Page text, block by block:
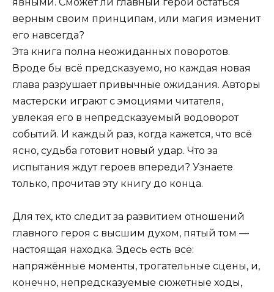
верным своим принципам, или магия изменит
его навсегда?
Эта книга полна неожиданных поворотов.
Вроде бы всё предсказуемо, но каждая новая
глава разрушает привычные ожидания. Авторы
мастерски играют с эмоциями читателя,
увлекая его в непредсказуемый водоворот
событий. И каждый раз, когда кажется, что всё
ясно, судьба готовит новый удар. Что за
испытания ждут героев впереди? Узнаете
только, прочитав эту книгу до конца.
Для тех, кто следит за развитием отношений
главного героя с высшим духом, пятый том —
настоящая находка. Здесь есть всё:
напряжённые моменты, трогательные сцены, и,
конечно, непредсказуемые сюжетные ходы,